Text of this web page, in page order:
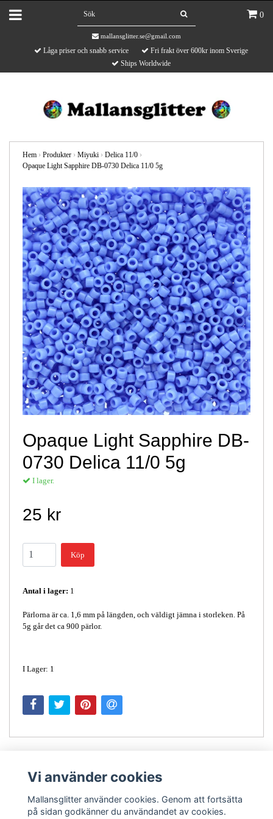
0
mallansglitter.se@gmail.com
Låga priser och snabb service
Fri frakt över 600kr inom Sverige
Ships Worldwide
Hem › Produkter › Miyuki › Delica 11/0 ›
Opaque Light Sapphire DB-0730 Delica 11/0 5g
Opaque Light Sapphire DB-
0730 Delica 11/0 5g
I lager.
25 kr
Köp
Antal i lager: 1
Pärlorna är ca. 1,6 mm på längden, och väldigt jämna i storleken. På
5g går det ca 900 pärlor.
I Lager: 1
Vi använder cookies
Mallansglitter använder cookies. Genom att fortsätta
på sidan godkänner du användandet av cookies.